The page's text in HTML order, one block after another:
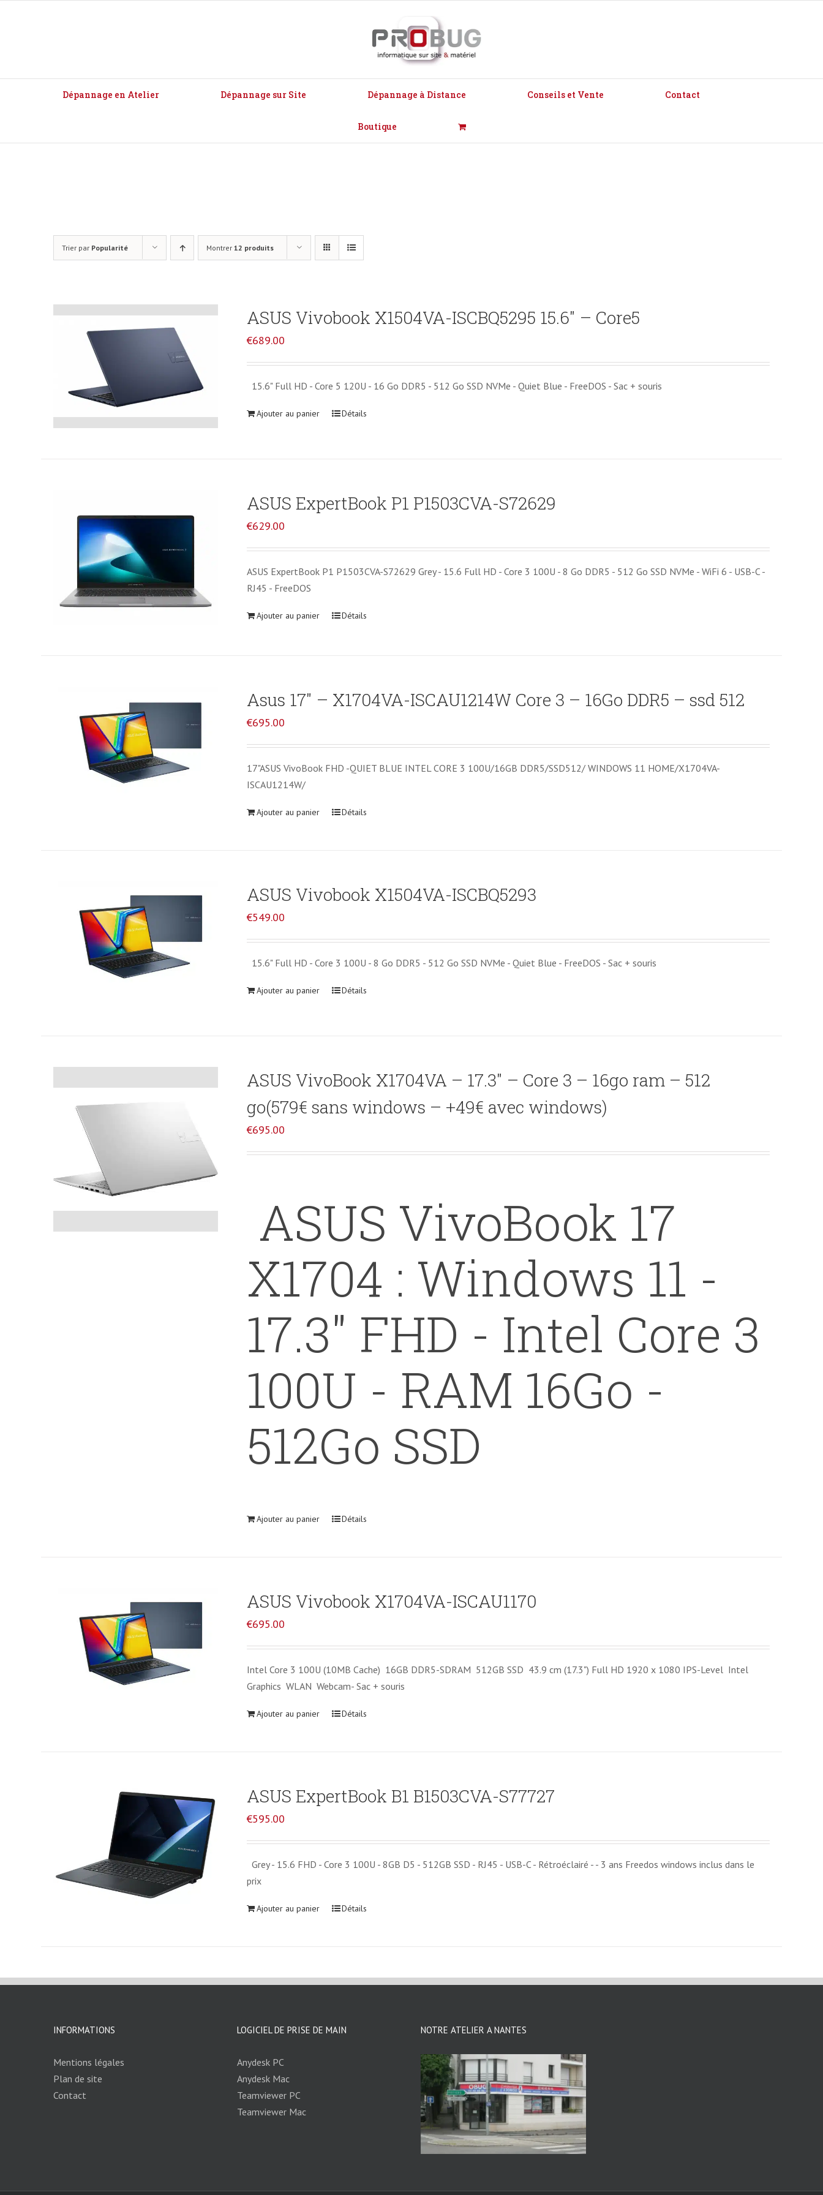
Dépannage en Atelier Dépannage sur Site Dépannage à Distance Conseils et Vente Contact
Boutique
Trier par Popularité Montrer 12 produits
ASUS Vivobook X1504VA-ISCBQ5295 15.6″ – Core5
€689.00
15.6" Full HD - Core 5 120U - 16 Go DDR5 - 512 Go SSD NVMe - Quiet Blue - FreeDOS - Sac + souris
Ajouter au panier Détails
ASUS ExpertBook P1 P1503CVA-S72629
€629.00
ASUS ExpertBook P1 P1503CVA-S72629 Grey - 15.6 Full HD - Core 3 100U - 8 Go DDR5 - 512 Go SSD NVMe - WiFi 6 - USB-C -
RJ45 - FreeDOS
Ajouter au panier Détails
Asus 17″ – X1704VA-ISCAU1214W Core 3 – 16Go DDR5 – ssd 512
€695.00
17"ASUS VivoBook FHD -QUIET BLUE INTEL CORE 3 100U/16GB DDR5/SSD512/ WINDOWS 11 HOME/X1704VA-
ISCAU1214W/
Ajouter au panier Détails
ASUS Vivobook X1504VA-ISCBQ5293
€549.00
15.6" Full HD - Core 3 100U - 8 Go DDR5 - 512 Go SSD NVMe - Quiet Blue - FreeDOS - Sac + souris
Ajouter au panier Détails
ASUS VivoBook X1704VA – 17.3″ – Core 3 – 16go ram – 512
go(579€ sans windows – +49€ avec windows)
€695.00
ASUS VivoBook 17
X1704 : Windows 11 -
17.3" FHD - Intel Core 3
100U - RAM 16Go -
512Go SSD
Ajouter au panier Détails
ASUS Vivobook X1704VA-ISCAU1170
€695.00
Intel Core 3 100U (10MB Cache) 16GB DDR5-SDRAM 512GB SSD 43.9 cm (17.3") Full HD 1920 x 1080 IPS-Level Intel
Graphics WLAN Webcam- Sac + souris
Ajouter au panier Détails
ASUS ExpertBook B1 B1503CVA-S77727
€595.00
Grey - 15.6 FHD - Core 3 100U - 8GB D5 - 512GB SSD - RJ45 - USB-C - Rétroéclairé - - 3 ans Freedos windows inclus dans le
prix
Ajouter au panier Détails
INFORMATIONS
Mentions légales
Plan de site
Contact
LOGICIEL DE PRISE DE MAIN
Anydesk PC
Anydesk Mac
Teamviewer PC
Teamviewer Mac
NOTRE ATELIER A NANTES